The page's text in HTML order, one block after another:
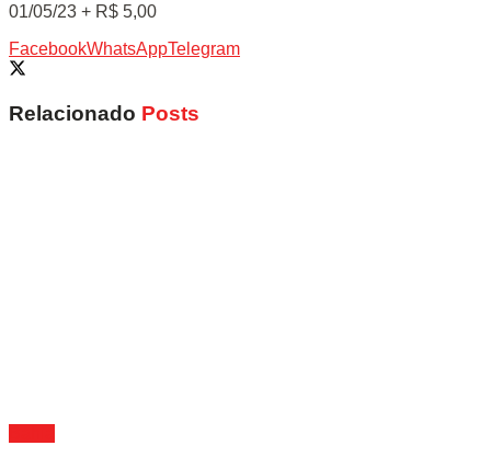
01/05/23 + R$ 5,00
FacebookWhatsAppTelegram
Relacionado Posts